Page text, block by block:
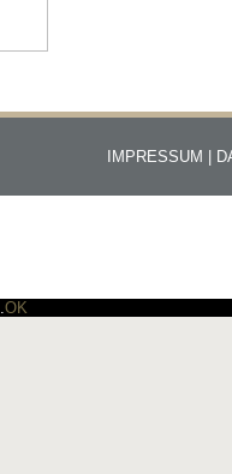
IMPRESSUM |
OK